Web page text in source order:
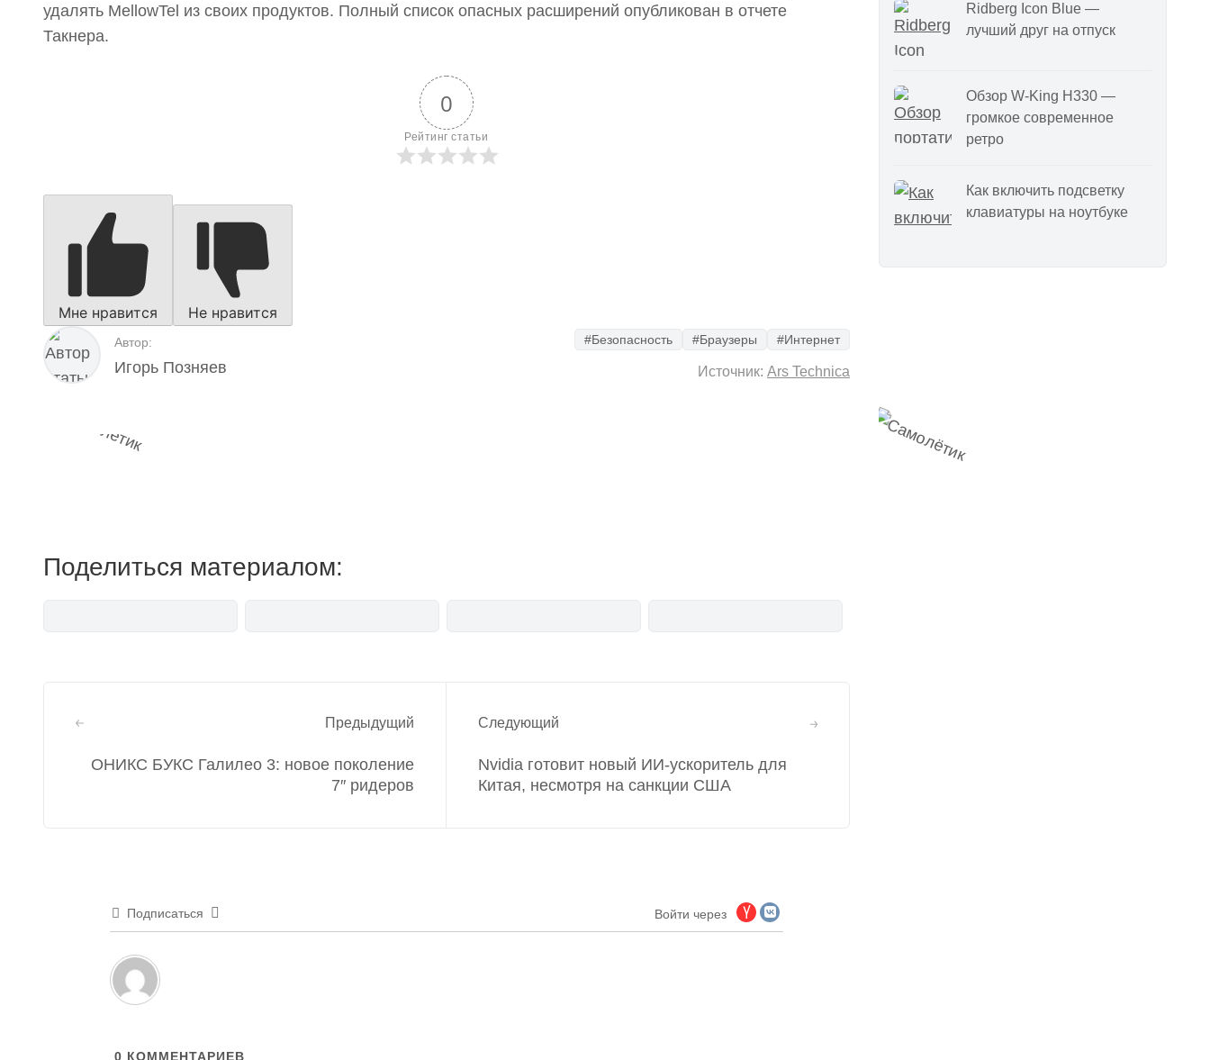
удалять MellowTel из своих продуктов. Полный список опасных расширений опубликован в отчете
Такнера.
0
Рейтинг статьи
Мне нравится Не нравится
Автор:
Игорь Позняев
#Безопасность #Браузеры #Интернет
Источник: Ars Technica
Поделиться материалом:
по
записям
Предыдущий
ОНИКС БУКС Галилео 3: новое поколение
7″ ридеров
Следующий
Nvidia готовит новый ИИ-ускоритель для
Китая, несмотря на санкции США
Подписаться Войти через
0 КОММЕНТАРИЕВ
Ridberg Icon Blue —
лучший друг на отпуск
Обзор W-King H330 —
громкое современное
ретро
Как включить подсветку
клавиатуры на ноутбуке